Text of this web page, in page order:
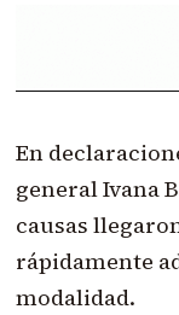
En
general Ivana
causas
rápidamente
modalidad.